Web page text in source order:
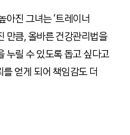
아진 그녀는 ‘트레이너
만큼, 올바른 건강관리법을
누릴 수 있도록 돕고 싶다고
얻게 되어 책임감도 더